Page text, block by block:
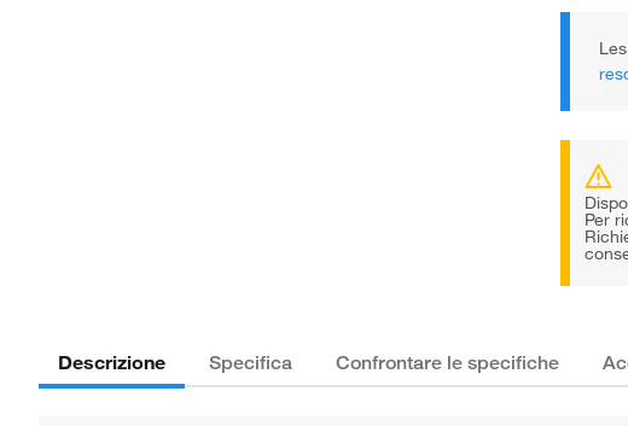
Per
Descrizione Specifica Confrontare le specifiche